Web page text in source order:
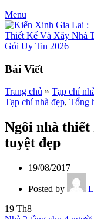
Menu
Bài Viết
Trang chủ » Tạp chí
Tạp chí nhà đẹp, Tổng
Ngôi nhà thiết
tuyệt đẹp
19/08/2017
Posted by
19 Th8